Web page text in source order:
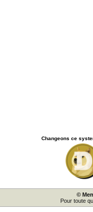
Changeons ce
©
Pour toute